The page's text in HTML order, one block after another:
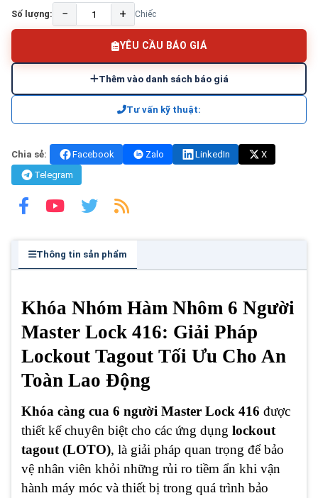
Số lượng: − + Chiếc
YÊU CẦU BÁO GIÁ
Thêm vào danh sách báo giá
Tư vấn kỹ thuật:
Chia sẻ: Facebook Zalo LinkedIn
X
Telegram
Thông tin sản phẩm
Khóa Nhóm Hàm Nhôm 6 Người
Master Lock 416: Giải Pháp
Lockout Tagout Tối Ưu Cho An
Toàn Lao Động
Khóa càng cua 6 người Master Lock 416 được
thiết kế chuyên biệt cho các ứng dụng lockout
tagout (LOTO), là giải pháp quan trọng để bảo
vệ nhân viên khỏi những rủi ro tiềm ẩn khi vận
hành máy móc và thiết bị trong quá trình bảo